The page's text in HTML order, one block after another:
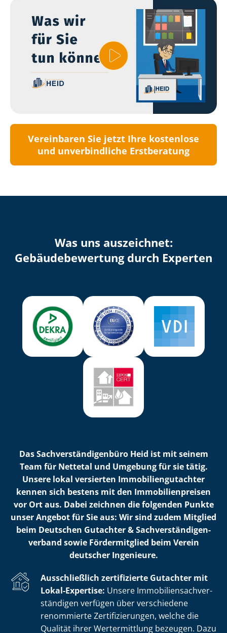
Vereinbaren Sie jetzt Ihre kostenlose
und unverbindliche Erstberatung
Was uns auszeichnet:
Ge­bäu­de­be­wer­tung durch Experten
Das Sach­ver­stän­di­gen­bü­ro Heid ist mit seinem
Team für Nettetal und Umgebung für sie tätig.
Unsere lokal versierten Im­mo­bi­li­en­gut­ach­ter
kennen sich bestens mit den Im­mo­bi­li­en­prei­sen
vor Ort aus. Dabei zeichnen die folgenden Punkte
unser Angebot für Sie aus: Wir sind zudem Mitglied
beim Deutschen Gutachter & Sach­ver­stän­di­gen­
ver­band sowie Fördermitglied beim Verein
deutscher Ingenieure.
Ausschließlich zertifizierte Gutachter mit
Lokal-Expertise: Unsere Im­mo­bi­li­en­sach­ver­
stän­di­gen verfügen über verschiedene
renommierte Zer­ti­fi­zie­run­gen, welche die
Qualität ihrer Wertermittlung bezeugen. Dazu